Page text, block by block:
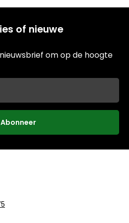
of nieuwe
om op de hoogte
Abonneer